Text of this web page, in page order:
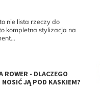
nie lista rzeczy do
kompletna stylizacja na
ROWER - DLACZEGO
JĄ POD KASKIEM?